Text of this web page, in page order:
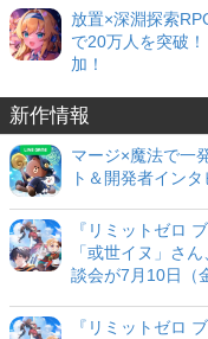
放置×深淵探索
で20万人を突破
加！
新作情報
マージ×魔法で一
ト＆開発者イン
『リミットゼロ
「或世イヌ」さ
談会が7月10日（
『リミットゼロ